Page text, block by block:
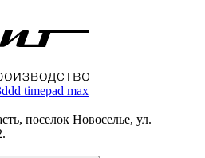
timepad max
поселок Новоселье, ул.